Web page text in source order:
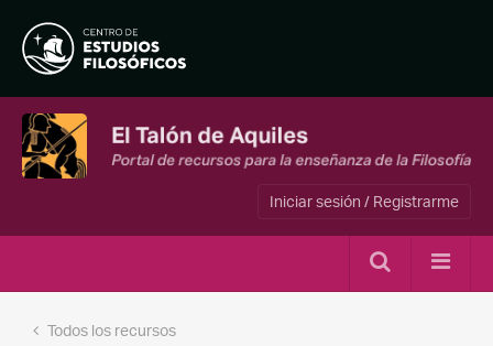
Iniciar sesión / Registrarme
Todos los recursos